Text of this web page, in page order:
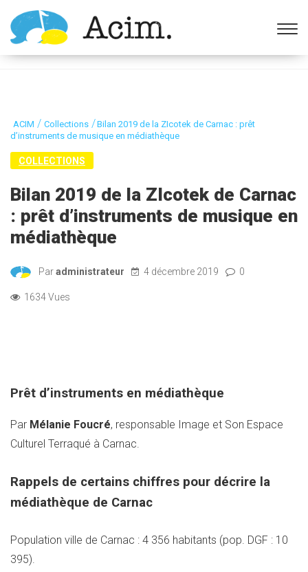
Ouvrir la barre d’outils
ACIM / Collections /Bilan 2019 de la ZIcotek de Carnac : prêt
d’instruments de musique en médiathèque
COLLECTIONS
Bilan 2019 de la ZIcotek de Carnac
: prêt d’instruments de musique en
médiathèque
Paradministrateur 4 décembre 2019 0
1634 Vues
Prêt d’instruments en médiathèque
Par Mélanie Foucré, responsable Image et Son Espace
Culturel Terraqué à Carnac.
Rappels de certains chiffres pour décrire la
médiathèque de Carnac
Population ville de Carnac : 4 356 habitants (pop. DGF : 10
395).